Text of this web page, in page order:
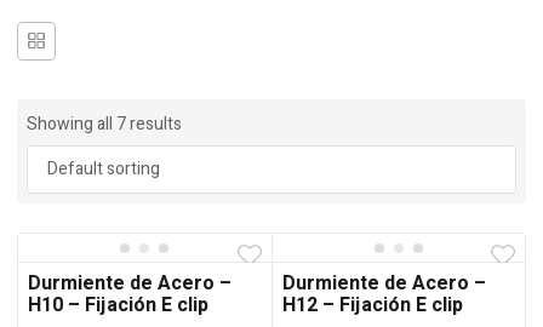
Showing all 7 results
Durmiente de Acero –
H10 – Fijación E clip
Durmiente de Acero –
H12 – Fijación E clip